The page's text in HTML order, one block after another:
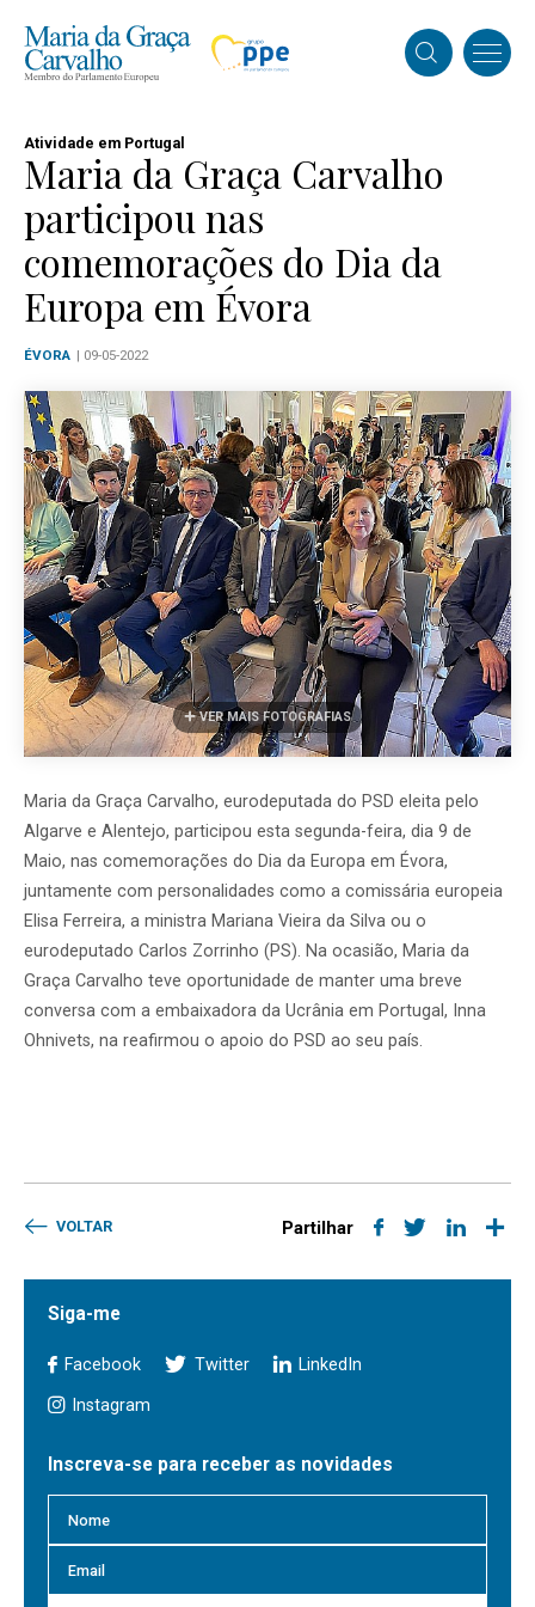
Atividade em Portugal
Maria da Graça Carvalho
participou nas
comemorações do Dia da
Europa em Évora
ÉVORA | 09-05-2022
VER MAIS FOTOGRAFIAS
Maria da Graça Carvalho, eurodeputada do PSD eleita pelo
Algarve e Alentejo, participou esta segunda-feira, dia 9 de
Maio, nas comemorações do Dia da Europa em Évora,
juntamente com personalidades como a comissária europeia
Elisa Ferreira, a ministra Mariana Vieira da Silva ou o
eurodeputado Carlos Zorrinho (PS). Na ocasião, Maria da
Graça Carvalho teve oportunidade de manter uma breve
conversa com a embaixadora da Ucrânia em Portugal, Inna
Ohnivets, na reafirmou o apoio do PSD ao seu país.
VOLTAR Partilhar
Siga-me
Facebook Twitter LinkedIn
Instagram
Inscreva-se para receber as novidades